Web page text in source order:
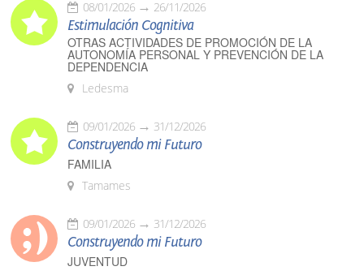
08/01/2026 26/11/2026
Estimulación Cognitiva
OTRAS ACTIVIDADES DE PROMOCIÓN DE LA
AUTONOMÍA PERSONAL Y PREVENCIÓN DE LA
DEPENDENCIA
Ledesma
09/01/2026 31/12/2026
Construyendo mi Futuro
FAMILIA
Tamames
09/01/2026 31/12/2026
Construyendo mi Futuro
JUVENTUD